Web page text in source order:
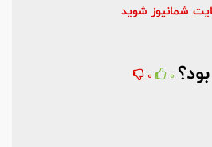
شمانیوز شوید
0
0